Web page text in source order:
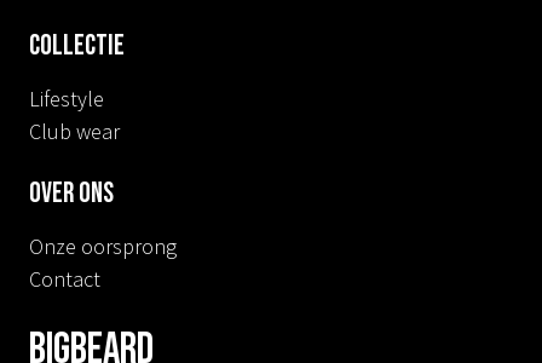
Collectie
Lifestyle
Club wear
Over ons
Onze oorsprong
Contact
BIGBEARD